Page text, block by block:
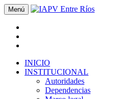
Menú
INICIO
INSTITUCIONAL
Autoridades
Dependencias